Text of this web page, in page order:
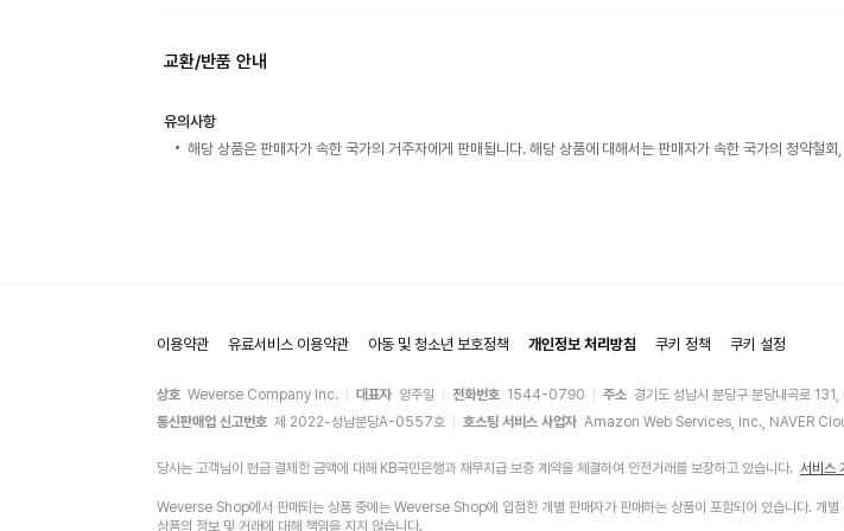
교환/반품 안내
유의사항
해당 상품은 판매자가 속한 국가의 거주자에게 판매됩니다. 해당 상품에 대해서는 판매자가 속한 국가의 청약철
이용약관 유료서비스 이용약관 아동 및 청소년 보호정책 개인정보 처리방침 쿠키 정책 쿠키 설정
상호 Weverse Company Inc. 대표자 양주일 전화번호 1544-0790 주소 경기도 성남시 분당구 분당내곡로
통신판매업 신고번호 제 2022-성남분당A-0557호 호스팅 서비스 사업자 Amazon Web Services, Inc., NAVER
당사는 고객님이 현금 결제한 금액에 대해 KB국민은행과 채무지급 보증 계약을 체결하여 안전거래를 보장하고 있습니다. 서비스
Weverse Shop에서 판매되는 상품 중에는 Weverse Shop에 입점한 개별 판매자가 판매하는 상품이 포함되어 있습니다. 개별
상품의 정보 및 거래에 대해 책임을 지지 않습니다.